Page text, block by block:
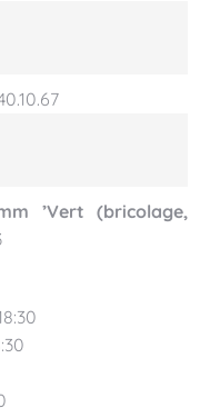
’Vert (bricolage,